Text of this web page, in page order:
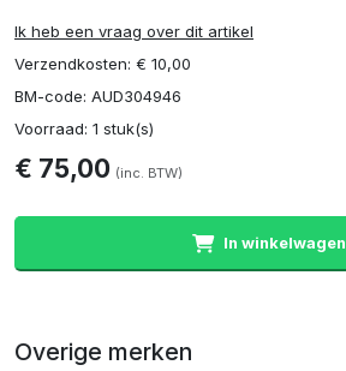
Ik heb een vraag over dit artikel
Verzendkosten: € 10,00
BM-code: AUD304946
Voorraad: 1 stuk(s)
€ 75,00 (inc. BTW)
In winkelwagen
Overige merken